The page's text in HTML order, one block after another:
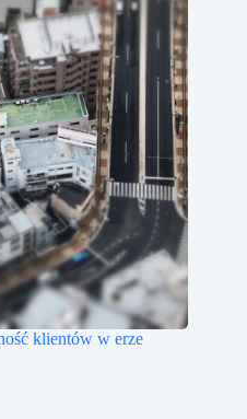
klientów w erze